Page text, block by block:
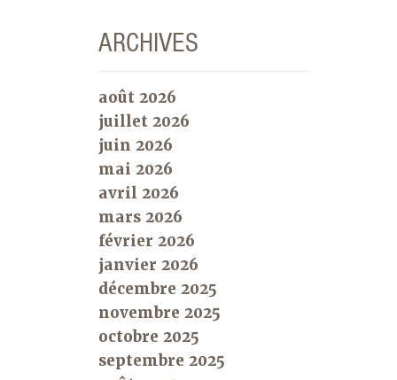
ARCHIVES
août 2026
juillet 2026
juin 2026
mai 2026
avril 2026
mars 2026
février 2026
janvier 2026
décembre 2025
novembre 2025
octobre 2025
septembre 2025